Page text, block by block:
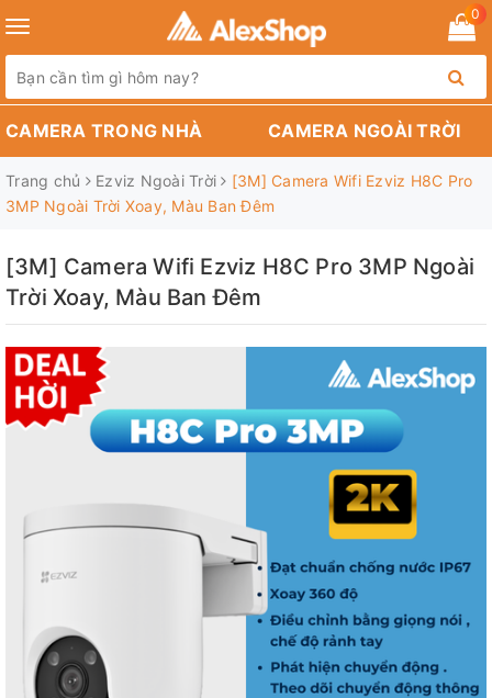
Toggle
navigation
0
CAMERA TRONG NHÀ CAMERA NGOÀI TRỜI
Trang chủ Ezviz Ngoài Trời
[3M] Camera Wifi Ezviz H8C Pro
3MP Ngoài Trời Xoay, Màu Ban Đêm
[3M] Camera Wifi Ezviz H8C Pro 3MP Ngoài
Trời Xoay, Màu Ban Đêm